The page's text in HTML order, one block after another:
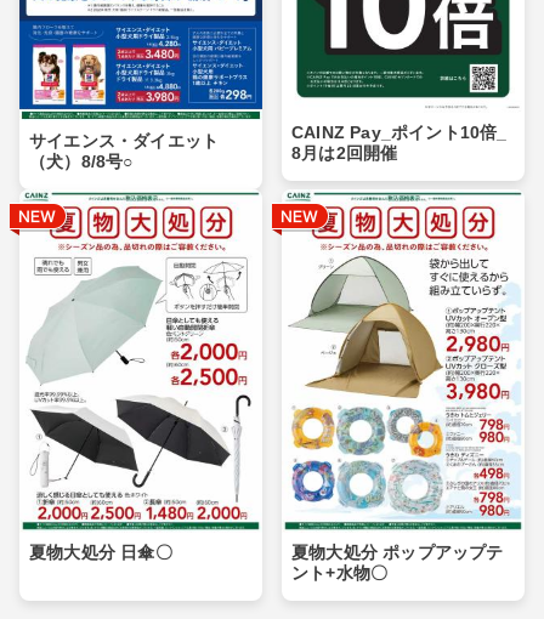
サイエンス・ダイエット
（犬）8/8号○
CAINZ Pay_ポイント10倍_
8月は2回開催
夏物大処分 日傘〇
夏物大処分 ポップアップテ
ント+水物〇